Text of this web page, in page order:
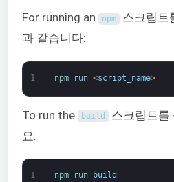
For running an npm 스크립트
과 같습니다:
1 npm run <script_name>
To run the build 스크립트를
요:
1 npm run build